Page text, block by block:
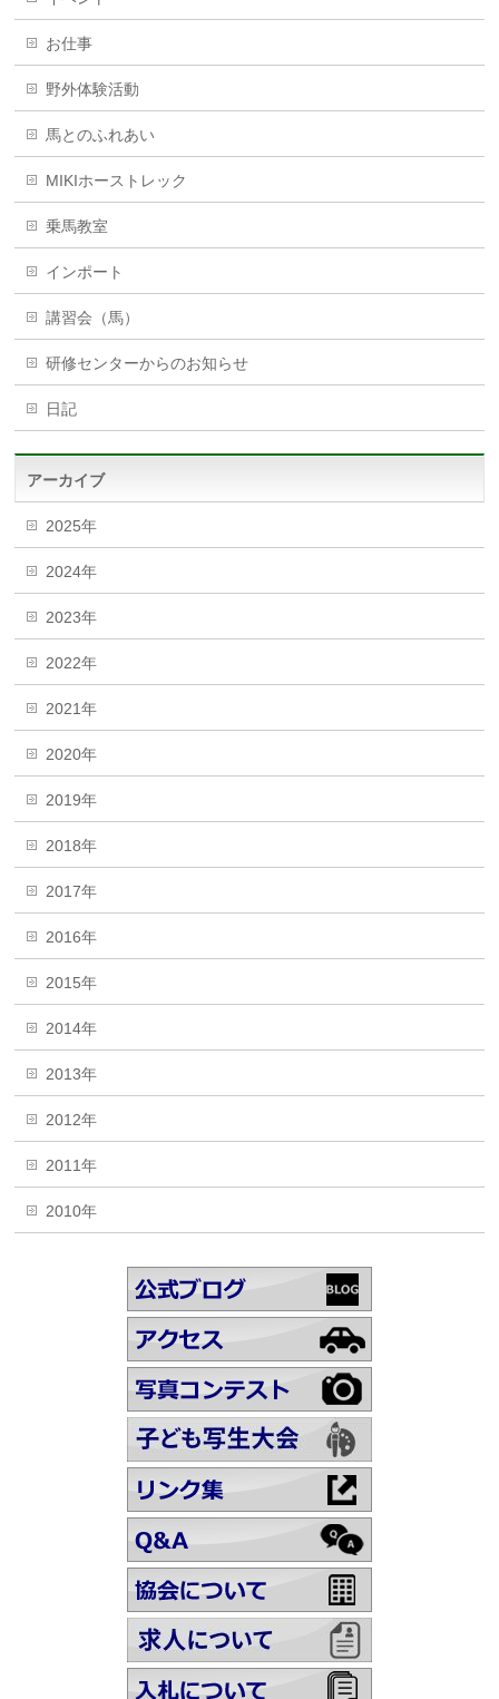
お仕事
野外体験活動
馬とのふれあい
MIKIホーストレック
乗馬教室
インポート
講習会（馬）
研修センターからのお知らせ
日記
アーカイブ
2025年
2024年
2023年
2022年
2021年
2020年
2019年
2018年
2017年
2016年
2015年
2014年
2013年
2012年
2011年
2010年